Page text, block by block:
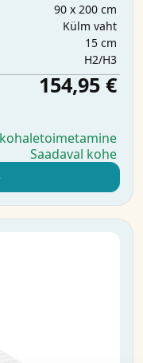
90 x 200 cm
Külm vaht
15 cm
H2/H3
154,95 €
Saadaval kohe